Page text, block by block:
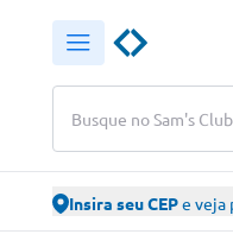
Busque no Sam's Club
Insira seu CEPe veja